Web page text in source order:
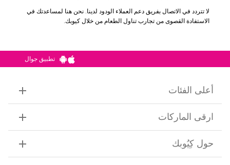
لا تتردد في الاتصال بفريق دعم العملاء الودود لدينا. نحن هنا لمساعدتك في
الاستفادة القصوى من تجارب تناول الطعام من خلال كيوبك.
تطبيق جوال
أعلى الفئات
ارقى الماركات
حول كِيُوبك